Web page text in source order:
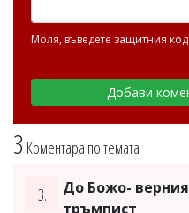
3 Коментара по темата
3.
До Божо- верния
тръмпист
Моля, въведете защитния код